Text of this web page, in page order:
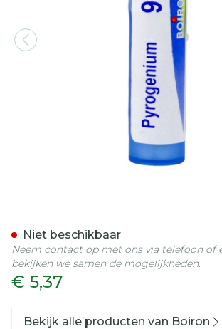
€ 5,37
Niet beschikbaar
Neem contact op met ons via telefoon of
bekijken we samen de mogelijkheden.
Bekijk alle producten van Boiron